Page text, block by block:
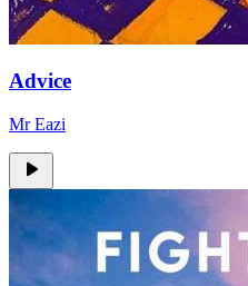
Advice
Mr Eazi